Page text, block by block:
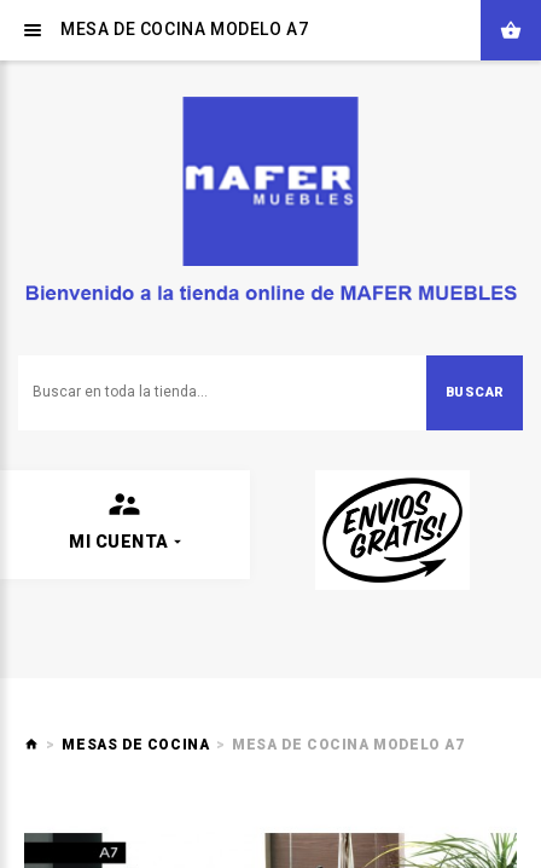
BUSCAR
MI CUENTA
MESAS DE COCINA MESA DE COCINA MODELO A7
MESA DE COCINA MODELO A7